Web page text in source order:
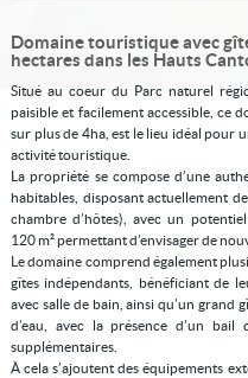
Domaine touristique avec
hectares dans les Hauts
Situé au coeur du Parc naturel
paisible et facilement accessible, ce
sur plus de 4ha, est le lieu idéal pour
activité touristique.
La propriété se compose d’une
habitables, disposant actuellement
chambre d’hôtes), avec un
120 m² permettant d’envisager de
Le domaine comprend également
gîtes indépendants, bénéficiant de
avec salle de bain, ainsi qu’un grand
d’eau, avec la présence d’un
supplémentaires.
À cela s’ajoutent des équipements